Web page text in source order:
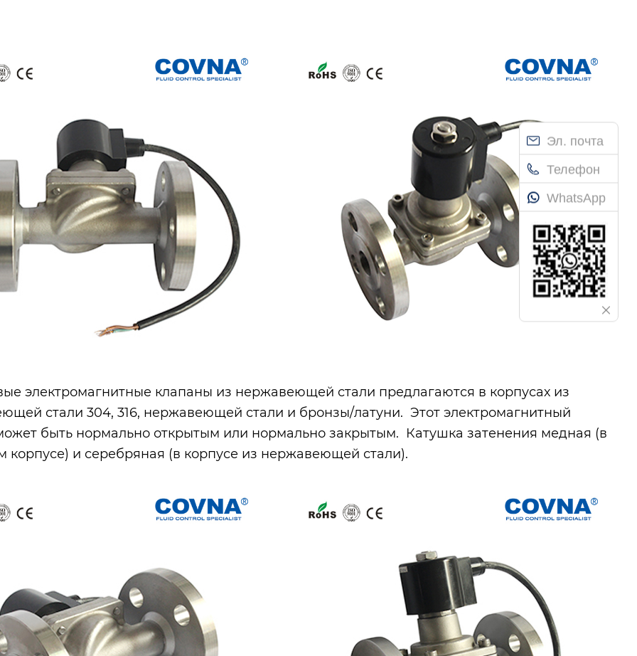
Эл. почта
Телефон
WhatsApp
электромагнитные клапаны из нержавеющей стали предлагаются в корпусах из
стали 304, 316, нержавеющей стали и бронзы/латуни. Этот электромагнитный
быть нормально открытым или нормально закрытым. Катушка затенения медная (в
корпусе) и серебряная (в корпусе из нержавеющей стали).